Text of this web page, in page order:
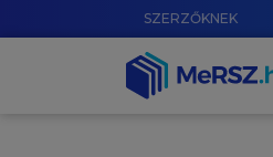
SZERZŐKNEK